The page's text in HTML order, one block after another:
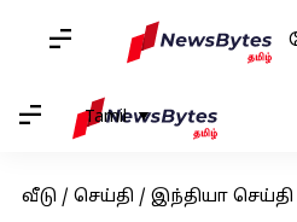
Tamil
வீடு / செய்தி / இந்தியா செய்தி